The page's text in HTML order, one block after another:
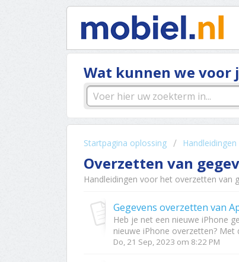
Wat kunnen we voor
Startpagina oplossing Handleidingen
Overzetten van
Handleidingen voor het overzetten van
Gegevens overzetten van
Heb je net een nieuwe iPhone
nieuwe iPhone overzetten? Met
Do, 21 Sep, 2023 om 8:22 PM